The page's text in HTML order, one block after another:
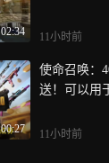
02:34 11小时前
00:27
使命召唤：
送！可以用
说武器送！！
11小时前